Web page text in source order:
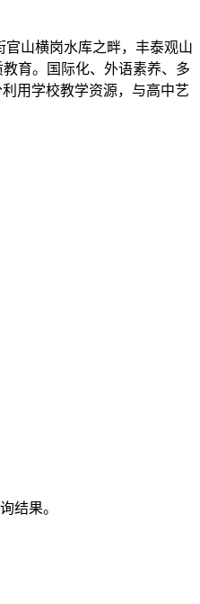
山横岗水库之畔，丰泰观山
育。国际化、外语素养、多
用学校教学资源，与高中艺
结果。